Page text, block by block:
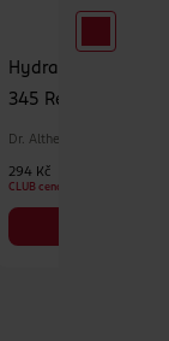
Hydratační
345 Relief Cream
Dr. Althea
294 Kč
CLUB cena